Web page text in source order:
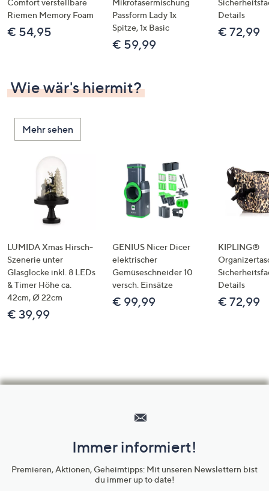
Comfort verstellbare
Riemen Memory Foam
€ 54,95
Mikrofasermischung
Passform Lady 1x
Spitze, 1x Basic
€ 59,99
Details
€ 72,99
Wie wär's hiermit?
Mehr sehen
LUMIDA Xmas Hirsch-
Szenerie unter
Glasglocke inkl. 8 LEDs
& Timer Höhe ca.
42cm, Ø 22cm
€ 39,99
GENIUS Nicer Dicer
elektrischer
Gemüseschneider 10
versch. Einsätze
€ 99,99
KIPLING®
Details
€ 72,99
Unternehmensinformationen
Immer informiert!
Premieren, Aktionen, Geheimtipps: Mit unseren Newslettern bist
du immer up to date!